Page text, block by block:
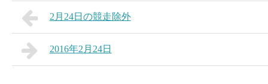
2月24日の競走除外
2016年2月24日